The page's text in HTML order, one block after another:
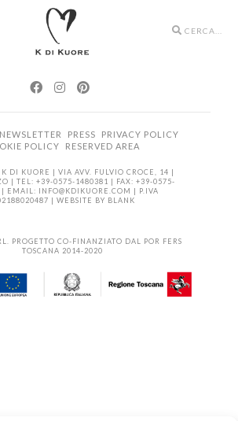
Search
NEWSLETTER PRESS
PRIVACY POLICY
POLICY
RESERVED AREA
DI KUORE | VIA AVV. FULVIO CROCE, 14 |
| TEL: +39-0575-1480381 | FAX: +39-0575-
| EMAIL: INFO@KDIKUORE.COM | P.IVA
| WEBSITE BY BLANK
PROGETTO CO-FINANZIATO DAL POR FERS
TOSCANA 2014-2020